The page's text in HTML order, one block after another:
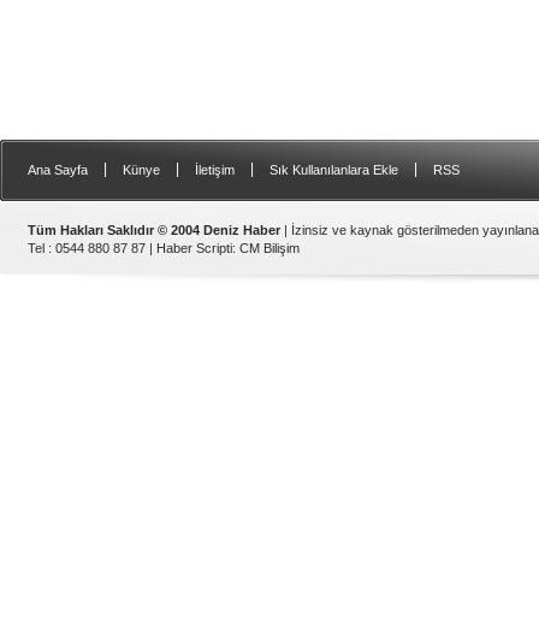
Ana Sayfa Künye İletişim Sık Kullanılanlara Ekle RSS
Tüm Hakları Saklıdır © 2004 Deniz Haber | İzinsiz ve kaynak gösterilmeden
Tel : 0544 880 87 87 | Haber Scripti: CM Bilişim